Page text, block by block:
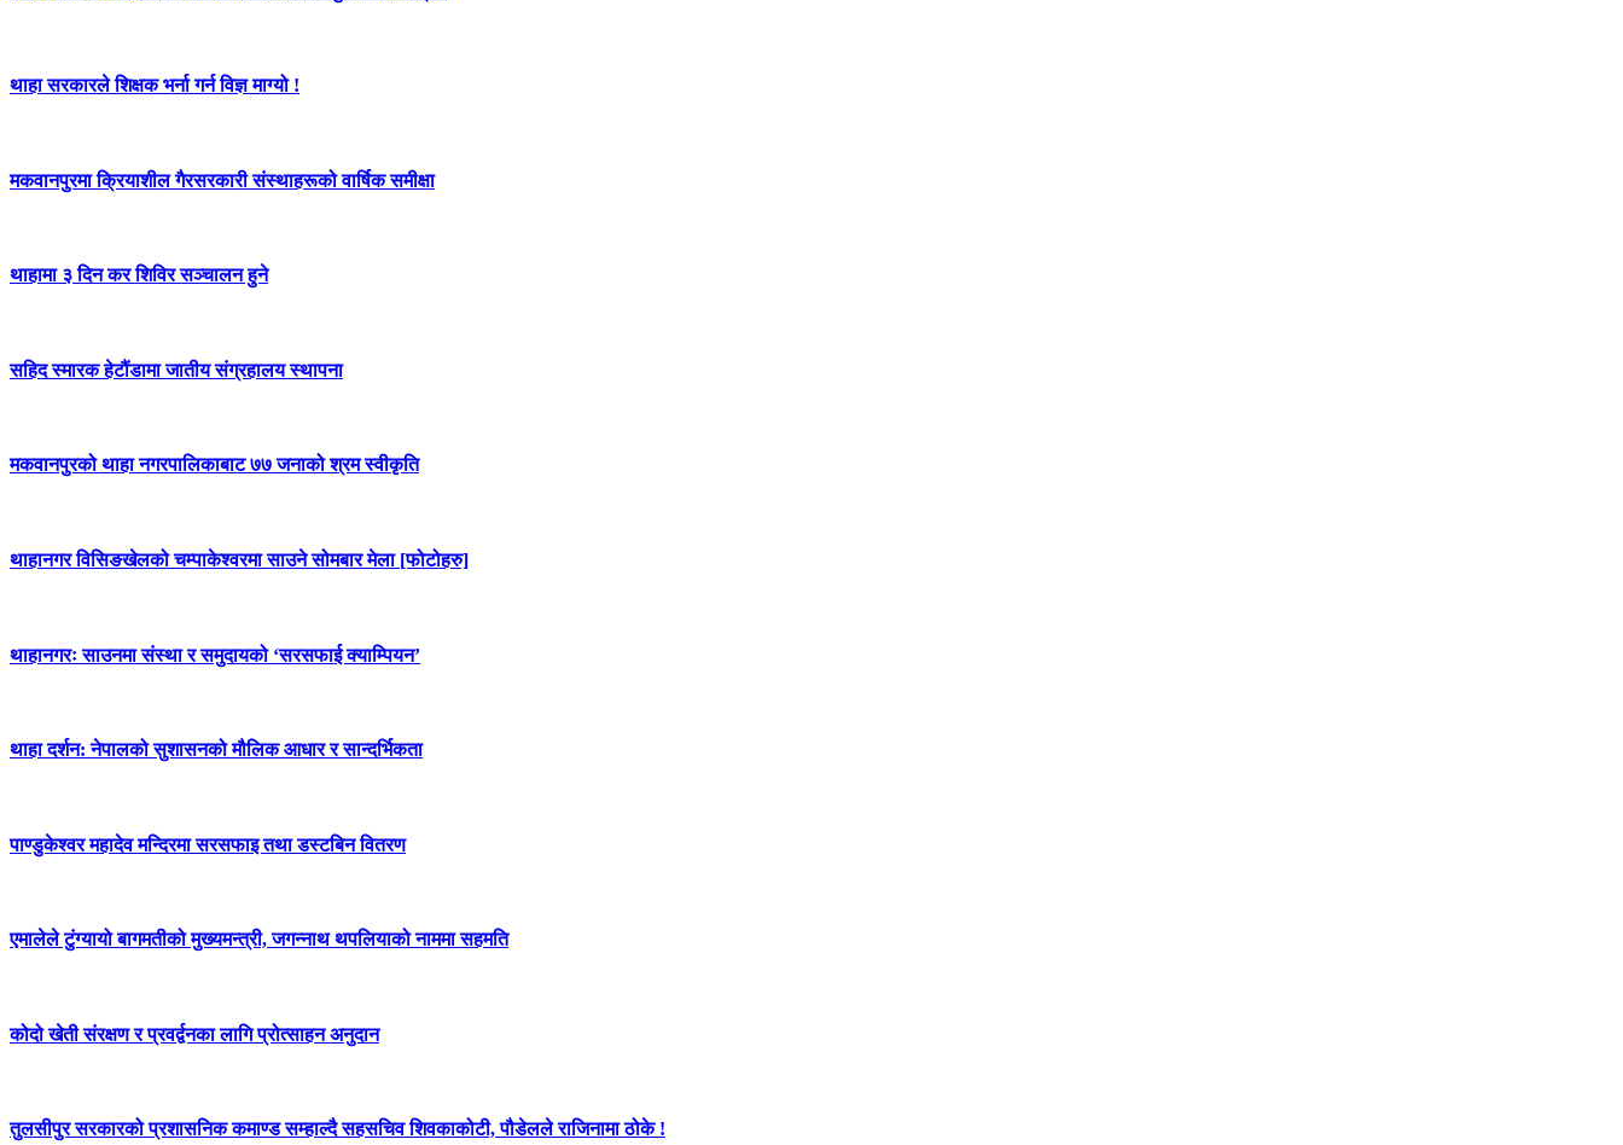
थाहा सरकारले शिक्षक भर्ना गर्न विज्ञ माग्यो !
मकवानपुरमा क्रियाशील गैरसरकारी संस्थाहरूको वार्षिक समीक्षा
थाहामा ३ दिन कर शिविर सञ्चालन हुने
सहिद स्मारक हेटौंडामा जातीय संग्रहालय स्थापना
मकवानपुरको थाहा नगरपालिकाबाट ७७ जनाको श्रम स्वीकृति
थाहानगर विसिङखेलको चम्पाकेश्वरमा साउने सोमबार मेला [फोटोहरु]
थाहानगरः साउनमा संस्था र समुदायको ‘सरसफाई क्याम्पियन’
थाहा दर्शन: नेपालको सुशासनको मौलिक आधार र सान्दर्भिकता
पाण्डुकेश्वर महादेव मन्दिरमा सरसफाइ तथा डस्टबिन वितरण
एमालेले टुंग्यायो बागमतीको मुख्यमन्त्री, जगन्नाथ थपलियाको नाममा सहमति
कोदो खेती संरक्षण र प्रवर्द्वनका लागि प्रोत्साहन अनुदान
तुलसीपुर सरकारको प्रशासनिक कमाण्ड सम्हाल्दै सहसचिव शिवकाकोटी, पौडेलले राजिनामा ठोके !